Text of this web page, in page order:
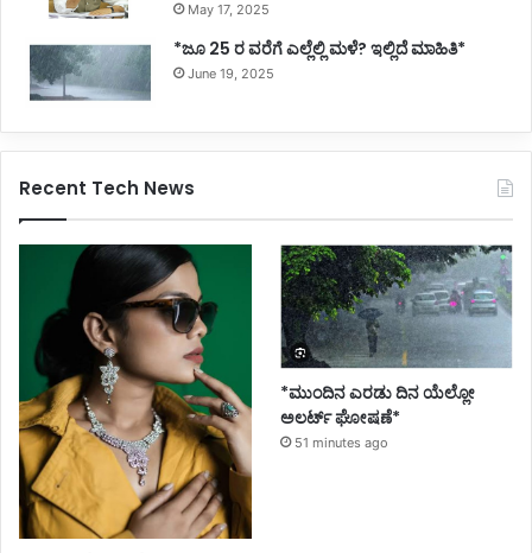
May 17, 2025
*ಜೂ 25 ರ ವರೆಗೆ ಎಲ್ಲೆಲ್ಲಿ ಮಳೆ? ಇಲ್ಲಿದೆ ಮಾಹಿತಿ*
June 19, 2025
Recent Tech News
*ಮುಂದಿನ ಎರಡು ದಿನ ಯೆಲ್ಲೋ
ಅಲರ್ಟ್ ಘೋಷಣೆ*
51 minutes ago